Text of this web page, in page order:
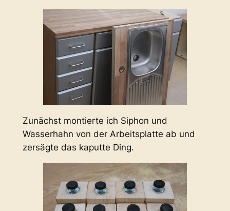
Zunächst montierte ich Siphon und
Wasserhahn von der Arbeitsplatte ab und
zersägte das kaputte Ding.